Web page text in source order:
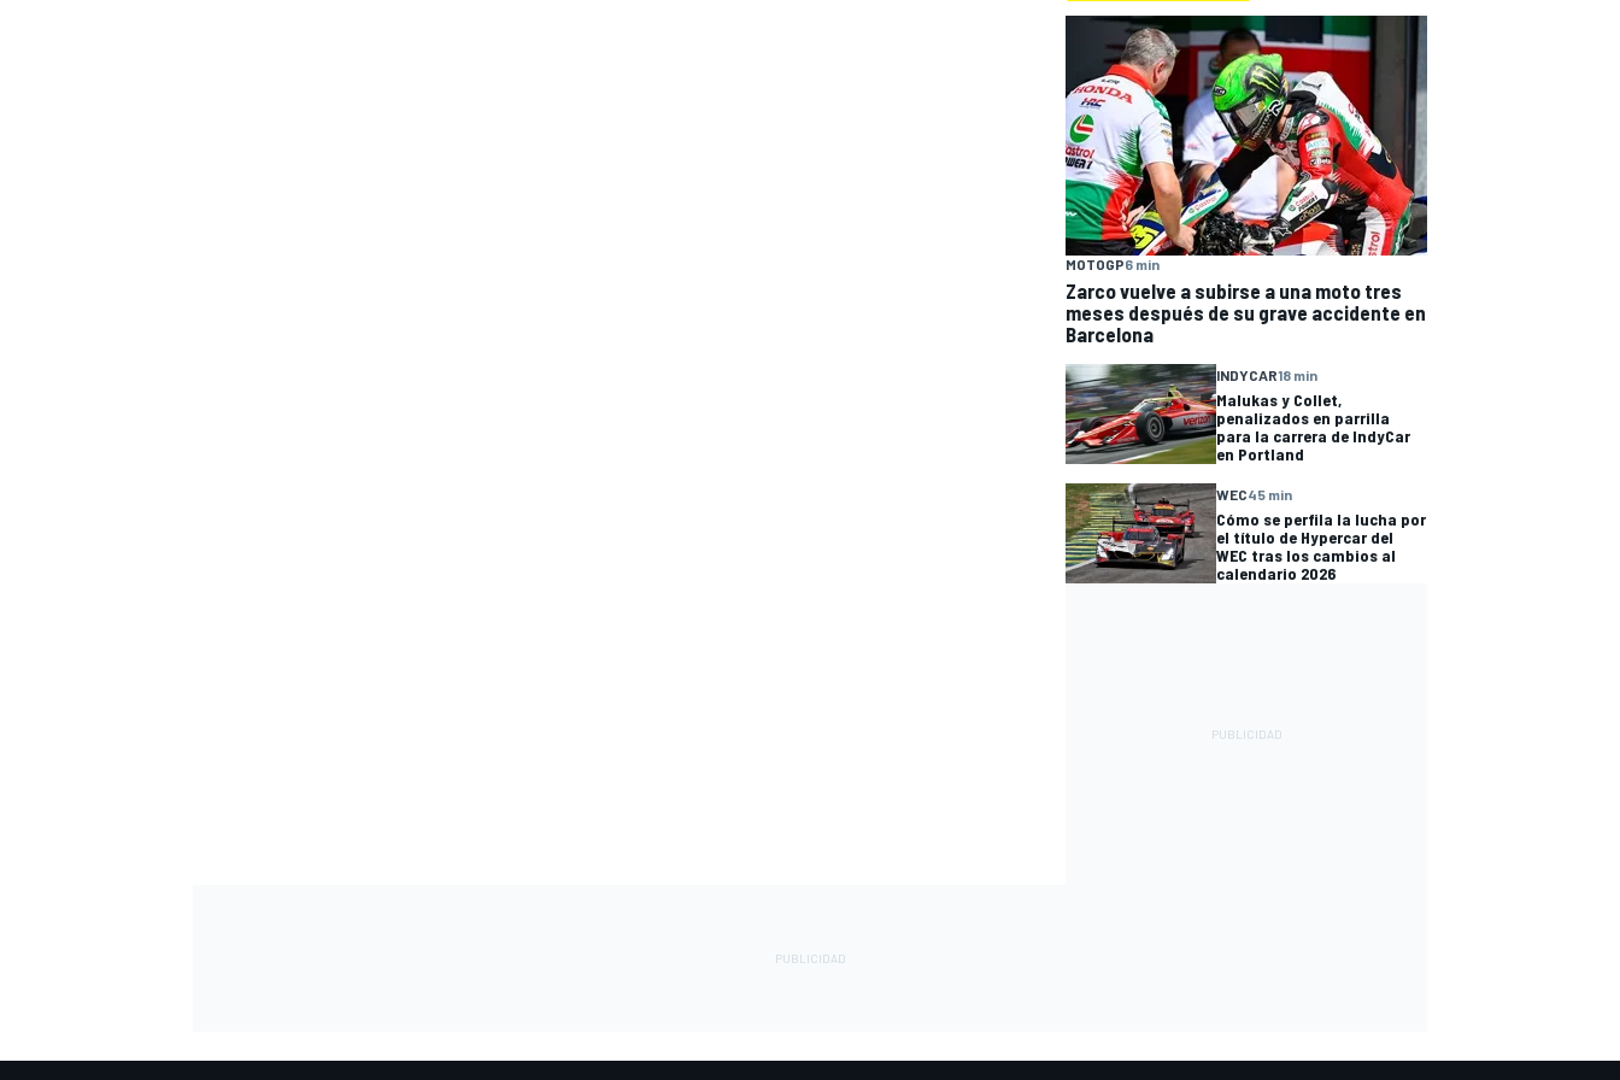
MOTOGP6 min
Zarco vuelve a subirse a una moto tres
meses después de su grave accidente en
Barcelona
INDYCAR18 min
Malukas y Collet,
penalizados en parrilla
para la carrera de IndyCar
en Portland
WEC45 min
Cómo se perfila la lucha por
el título de Hypercar del
WEC tras los cambios al
calendario 2026